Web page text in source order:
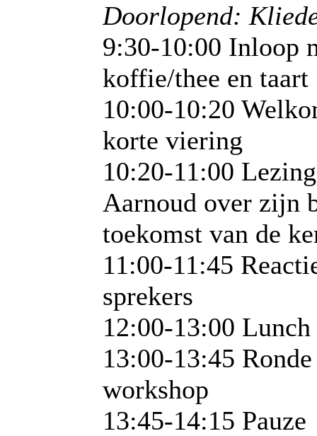
Doorlopend:
9:30-10:00 Inloop
koffie/thee en taart
10:00-10:20
korte viering
10:20-11:00
Aarnoud over zijn
toekomst van de
11:00-11:45
sprekers
12:00-13:00 Lunch
13:00-13:45
workshop
13:45-14:15 Pauze